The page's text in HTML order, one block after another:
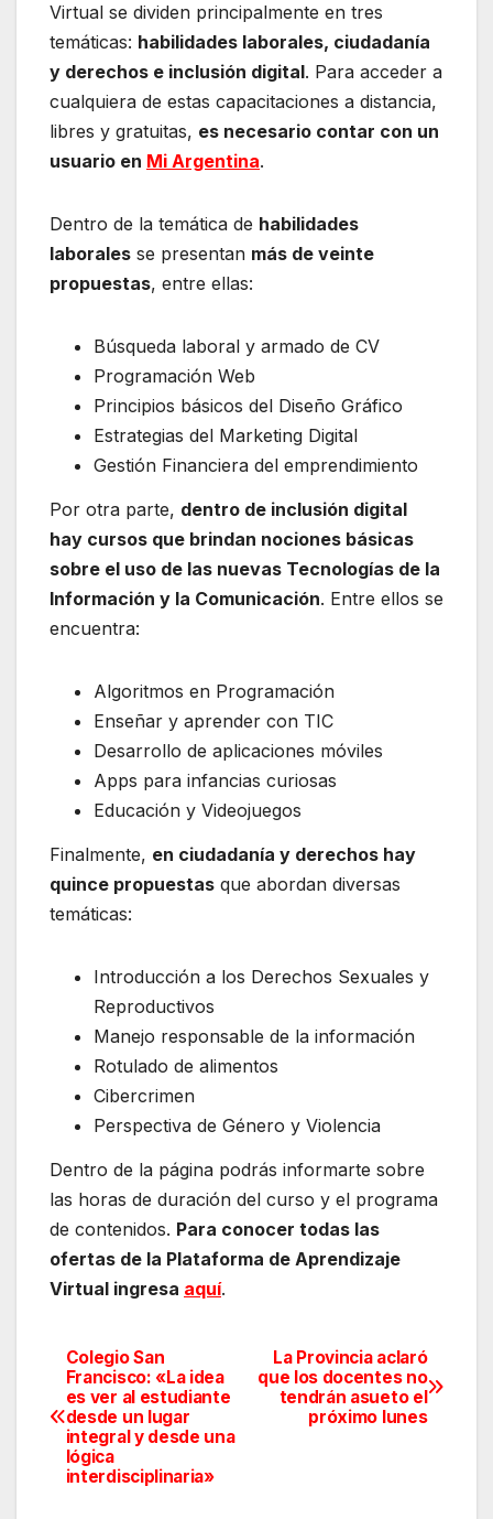
Virtual se dividen principalmente en tres
temáticas: habilidades laborales, ciudadanía
y derechos e inclusión digital. Para acceder a
cualquiera de estas capacitaciones a distancia,
libres y gratuitas, es necesario contar con un
usuario en Mi Argentina.
Dentro de la temática de habilidades
laborales se presentan más de veinte
propuestas, entre ellas:
Búsqueda laboral y armado de CV
Programación Web
Principios básicos del Diseño Gráfico
Estrategias del Marketing Digital
Gestión Financiera del emprendimiento
Por otra parte, dentro de inclusión digital
hay cursos que brindan nociones básicas
sobre el uso de las nuevas Tecnologías de la
Información y la Comunicación. Entre ellos se
encuentra:
Algoritmos en Programación
Enseñar y aprender con TIC
Desarrollo de aplicaciones móviles
Apps para infancias curiosas
Educación y Videojuegos
Finalmente, en ciudadanía y derechos hay
quince propuestas que abordan diversas
temáticas:
Introducción a los Derechos Sexuales y
Reproductivos
Manejo responsable de la información
Rotulado de alimentos
Cibercrimen
Perspectiva de Género y Violencia
Dentro de la página podrás informarte sobre
las horas de duración del curso y el programa
de contenidos. Para conocer todas las
ofertas de la Plataforma de Aprendizaje
Virtual ingresa aquí.
Navegación
de
entradas
La Provincia aclaró
que los docentes no
tendrán asueto el
próximo lunes
Colegio San
Francisco: «La idea
es ver al estudiante
desde un lugar
integral y desde una
lógica
interdisciplinaria»